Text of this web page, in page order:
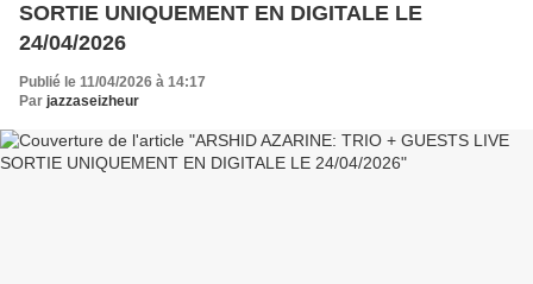
SORTIE UNIQUEMENT EN DIGITALE LE
24/04/2026
Publié le 11/04/2026 à 14:17
Par jazzaseizheur